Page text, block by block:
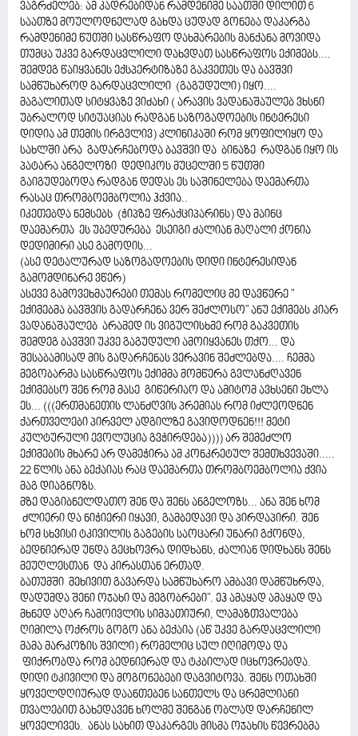
ვაგრძელებ: ამ კადრებიდან რამდენიმე საათში დილით 6
საათზე მოულოდნელად გახდა ცუდად გონება დაკარგა
რამდენიმე წუთში სასწრაფო დახმარების მანქანა მოვიდა
თუმცა უკვე გარდაცვლილი დახვდათ სასწრაფოს ექიმებს....
შემდეგ წაიყვანეს ექსპერტიზაზე გაკვეთეს და ბავშვი
სამწუხაროდ გარდაცვლილი (გაგუდული) იყო....
მაგალითად სიტყვაზე ვიძახი ( არავის ვადანაშაულებ ვხსნი
უბრალოდ სიტუაციას რადგან საზოგადოების ინტერესი
დიდია ამ თემის ირგვლივ) კლინიკაში რომ ყოფილიყო და
სახლში არა გადარჩებოდა ბავშვი და ბინაზე რადგან იყო ის
პატარა ანგელოზი დედიკოს მუცელში 5 წუთში
გაიგუდებოდა რადგან დედას ეს საშინელება დაემართა
რასაც თრომბოემბოლია ჰქვია..
იკეთებდა ნემსებს (ჭიპზე ფრაქციპარინს) და მაინც
დაემართა ეს უბედურება ესეიგი ძალიან მაღალი ქონია
დედიმირი ასე გამოდის...
(ასე დეტალურად საზოგადოების დიდი ინტერესიდან
გამომდინარე ვწერ)
ასევე გამოვეხმაურები თემას რომელიც მე დავწერე "
ექიმებმა ბავშვის გადარჩენა ვერ შეძლოსო" ანუ ექიმებს კიარ
ვადანაშაულებ არამედ ის ვიგულისხმე რომ გაკვეთის
შემდეგ ბავშვი უკვე გაგუდული ამოიყვანეს თქო... და
შესაბამისად მის გადარჩენას ვერავინ შეძლებდა.... ჩემმა
მეგობარმა სასწრაფოს ექიმმა მომწერა გვლანძღავენ
ექიმებსო შენ რომ მასე გიწერიაო და ამიტომ ავხსენი ეხლა
ეს... (((ერთმანეთის ლანძღვის პრემიას რომ იძლეოდნენ
ქართველები პირველ ადგილზე გავიდოდნენ!!! მეტი
კულტურული ევოლუცია გვჭირდება)))) არ შემეძლო
ექიმების მხარე არ დამეჭირა ამ კონკრეტულ შემთხვევაში.....
22 წლის ანა ბექაიას რაც დაემართა თრომბოემბოლია ქვია
მაგ დიაგნოზს.
მზე დაგიბნელდათო შენ და შენს ანგელოზს... ანა შენ ხომ
ძლიერი და ნიჭიერი იყავი, გამბედავი და პირდაპირი. შენ
ხომ სხვისი ტკივილის გაგების საოცარი უნარი გქონდა,
ბედნიერად უნდა გეცხოვრა დიდხანს, ძალიან დიდხანს შენს
მეუღლესთან და კირასთან ერთად.
ბათუმში მეხივით გავარდა სამწუხარო ამბავი დამწუხრდა,
დადუმდა შენი ოჯახი და მეგობრები". ეჰ ამაყად ამაყად და
მხნედ აღარ ჩამოივლის სიმპათიური, ლამაზთვალება
ღიმილა ოქროს გოგო ანა ბექაია (აწ უკვე გარდაცვლილი
მამა მარკოზის შვილი) რომელიც სულ იღიმოდა და
ფიქრობდა რომ ბედნიერად და ტკბილად იცხოვრებდა.
დიდი ტკივილი და მოგონებები დაგვიტოვა. შენს ოთახში
ყოველდღიურად დაანთებენ სანთელს და ცრემლიანი
თვალებით გახედავენ ხოლმე შენგან ობლად დარჩენილ
ყოველივეს. ანას სახით დაკარგეს მისმა ოჯახის წევრებმა